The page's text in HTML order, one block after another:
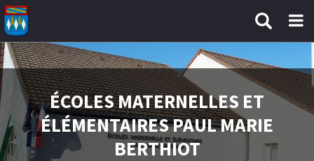
Aller au contenu principal
ÉCOLES MATERNELLES ET
ÉLÉMENTAIRES PAUL MARIE
BERTHIOT